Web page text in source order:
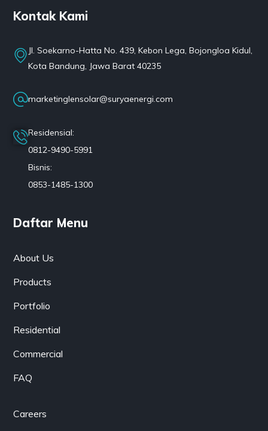
Kontak Kami
Jl. Soekarno-Hatta No. 439, Kebon Lega, Bojongloa Kidul,
Kota Bandung, Jawa Barat 40235
marketinglensolar@suryaenergi.com
Residensial:
0812-9490-5991
Bisnis:
0853-1485-1300
Daftar Menu
About Us
Products
Portfolio
Residential
Commercial
FAQ
Careers